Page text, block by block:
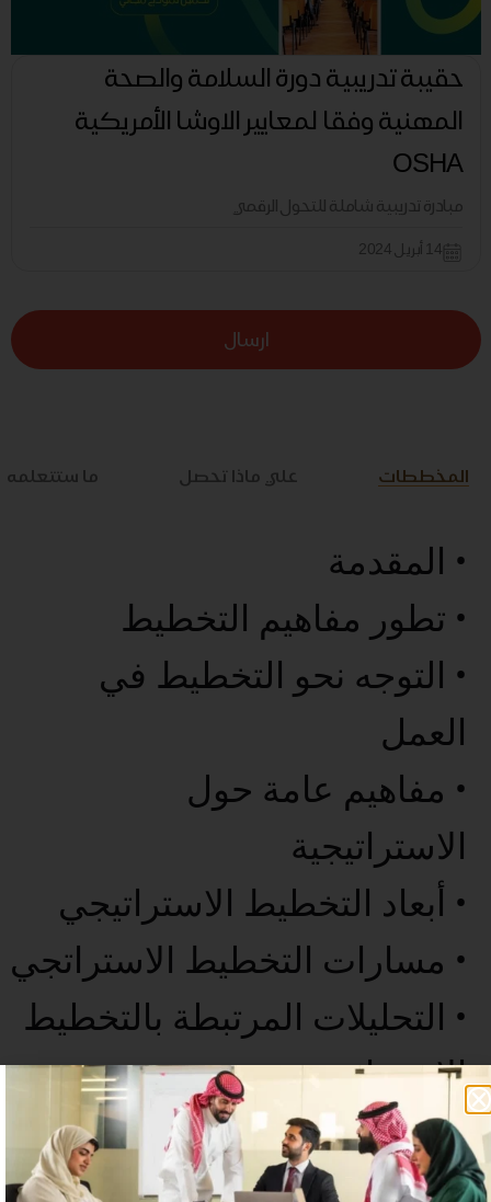
حقيبة تدريبية دورة السلامة والصحة
المهنية وفقا لمعايير الاوشا الأمريكية
OSHA
مبادرة تدريبية شاملة للتحول الرقمي
14 أبريل 2024
ارسال
المخططات علي ماذا تحصل ما ستتعلمه
• المقدمة
• تطور مفاهيم التخطيط
• التوجه نحو التخطيط في
العمل
• مفاهيم عامة حول
الاستراتيجية
• أبعاد التخطيط الاستراتيجي
• مسارات التخطيط الاستراتجي
• التحليلات المرتبطة بالتخطيط
الاستراتيجي
• الخاتمة